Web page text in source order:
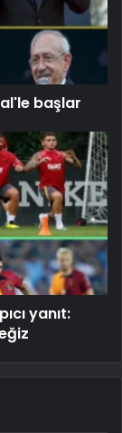
başlar
yanıt: